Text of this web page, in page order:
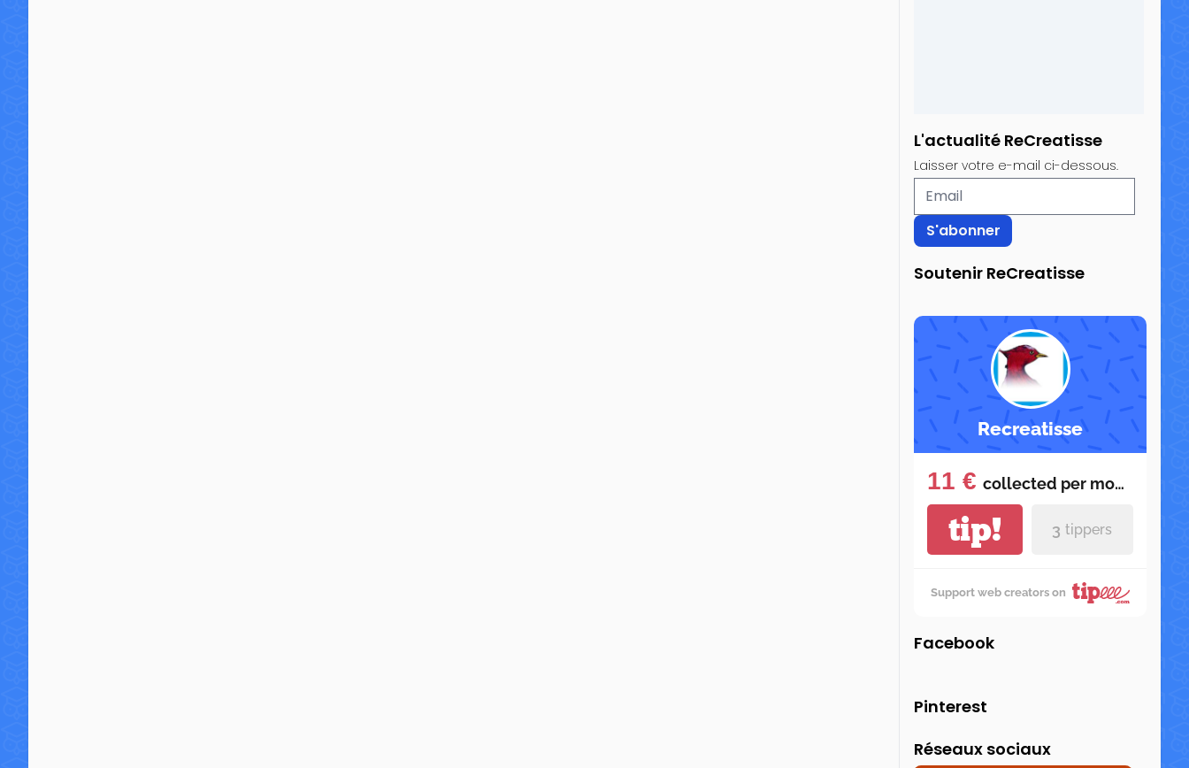
L'actualité ReCreatisse
Laisser votre e-mail ci-dessous.
Soutenir ReCreatisse
Recreatisse
11 € collected per month
tip! 3 tippers
Support web creators on
Facebook
Pinterest
Réseaux sociaux